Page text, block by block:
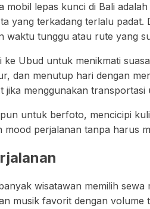
mobil lepas kunci di Bali
yang terkadang terlalu
waktu tunggu atau rute yang
Ubud untuk menikmati
dan menutup hari dengan
jika menggunakan
untuk berfoto, mencicipi
perjalanan tanpa harus
wisatawan memilih
musik favorit dengan